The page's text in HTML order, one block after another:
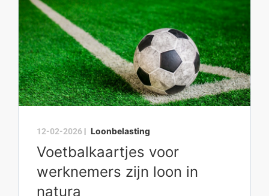
12-02-2026 | Loonbelasting
Voetbalkaartjes voor
werknemers zijn loon in
natura